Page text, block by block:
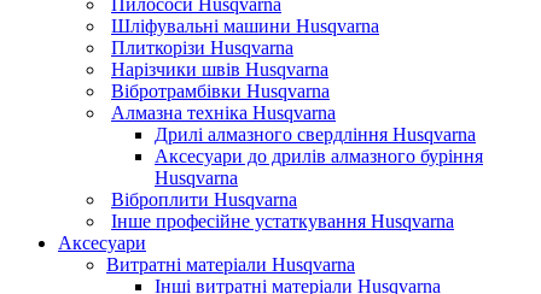
Пилососи Husqvarna
Шліфувальні машини Husqvarna
Плиткорізи Husqvarna
Нарізчики швів Husqvarna
Вібротрамбівки Husqvarna
Алмазна техніка Husqvarna
Дрилі алмазного свердління Husqvarna
Аксесуари до дрилів алмазного буріння
Husqvarna
Віброплити Husqvarna
Інше професійне устаткування Husqvarna
Аксесуари
Витратні матеріали Husqvarna
Інші витратні матеріали Husqvarna